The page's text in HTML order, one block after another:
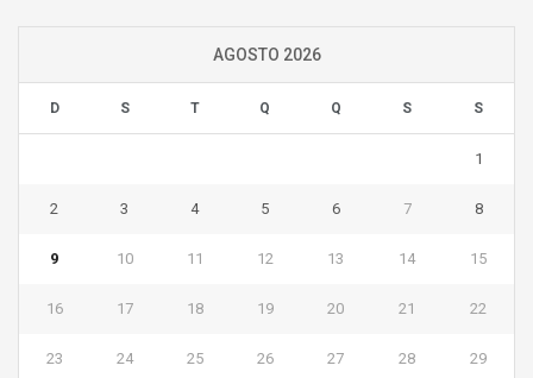
AGOSTO 2026
D S T Q Q S S
1
2 3 4 5 6 7 8
9 10 11 12 13 14 15
16 17 18 19 20 21 22
23 24 25 26 27 28 29